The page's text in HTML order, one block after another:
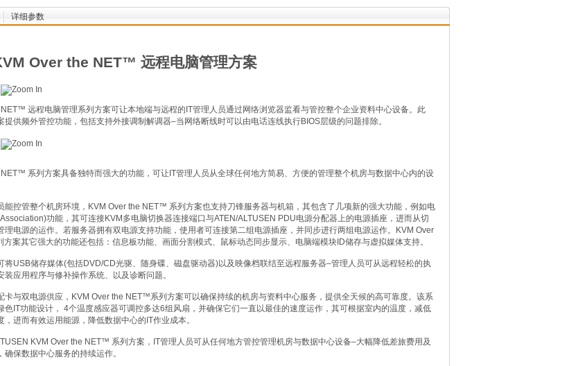
详细参数
Over the NET™ 远程电脑管理方案
远程电脑管理系列方案可让本地端与远程的IT管理人员通过网络浏览器监看与管控整个企业资料中心设备。此
提供频外管控功能，包括支持外接调制解调器–当网络断线时可以由电话连线执行BIOS层级的问题排除。
系列方案具备独特而强大的功能，可让IT管理人员从全球任何地方简易、方便的管理整个机房与数据中心内的设
能控管整个机房环境，KVM Over the NET™ 系列方案也支持刀锋服务器与机箱，其包含了几项新的强大功能，例如电
功能，其可连接KVM多电脑切换器连接端口与ATEN/ALTUSEN PDU电源分配器上的电源插座，进而从切
理电源的运作。若服务器拥有双电源支持功能，使用者可连接第二组电源插座，并同步进行两组电源运作。KVM Over
案其它强大的功能还包括：信息板功能、画面分割模式、鼠标动态同步显示、电脑端模块ID储存与虚拟媒体支持。
将USB储存媒体(包括DVD/CD光驱、随身碟、磁盘驱动器)以及映像档联结至远程服务器–管理人员可从远程轻松的执
装应用程序与修补操作系统、以及诊断问题。
卡与双电源供应，KVM Over the NET™系列方案可以确保持续的机房与资料中心服务，提供全天候的高可靠度。该系
色IT功能设计， 4个温度感应器可调控多达6组风扇，并确保它们一直以最佳的速度运作，其可根据室内的温度，减低
，进而有效运用能源，降低数据中心的IT作业成本。
KVM Over the NET™ 系列方案，IT管理人员可从任何地方管控管理机房与数据中心设备–大幅降低差旅费用及
确保数据中心服务的持续运作。